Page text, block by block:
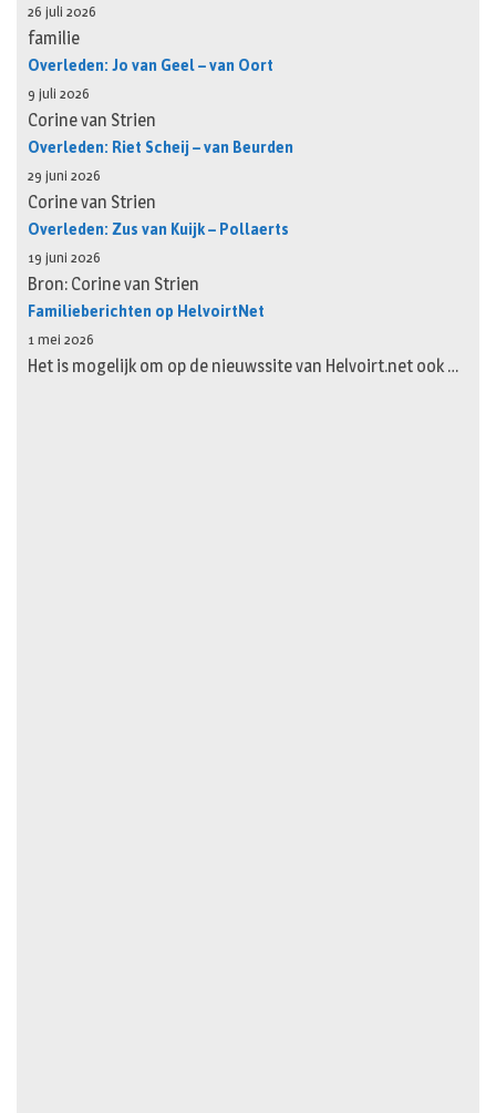
26 juli 2026
familie
Overleden: Jo van Geel – van Oort
9 juli 2026
Corine van Strien
Overleden: Riet Scheij – van Beurden
29 juni 2026
Corine van Strien
Overleden: Zus van Kuijk – Pollaerts
19 juni 2026
Bron: Corine van Strien
Familieberichten op HelvoirtNet
1 mei 2026
Het is mogelijk om op de nieuwssite van Helvoirt.net ook …